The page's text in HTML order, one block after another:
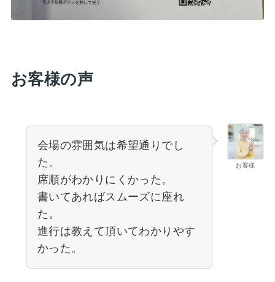
お客様の声
お客様
会場の雰囲気は希望通りでし
た。
席順がわかりにくかった。
書いてあればスムーズに座れ
た。
進行は教えて頂いてわかりやす
かった。